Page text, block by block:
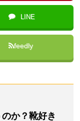
LINE
feedly
か？靴好き